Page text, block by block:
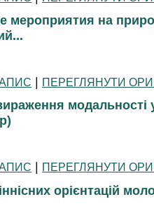
мероприятия на
| ПЕРЕГЛЯНУТИ
модальності
| ПЕРЕГЛЯНУТИ
орієнтацій